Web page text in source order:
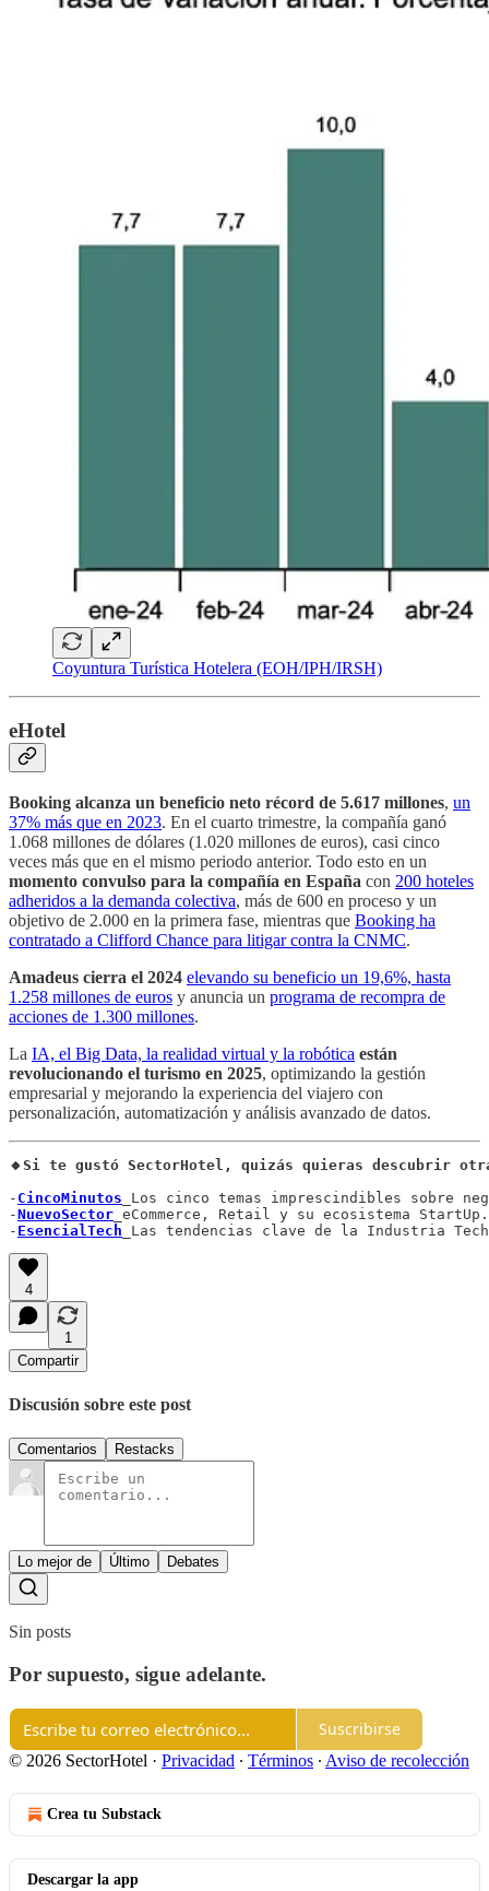
Coyuntura Turística Hotelera (EOH/IPH/IRSH)
eHotel
Booking alcanza un beneficio neto récord de 5.617 millones, un
37% más que en 2023. En el cuarto trimestre, la compañía ganó
1.068 millones de dólares (1.020 millones de euros), casi cinco
veces más que en el mismo periodo anterior. Todo esto en un
momento convulso para la compañía en España con 200 hoteles
adheridos a la demanda colectiva, más de 600 en proceso y un
objetivo de 2.000 en la primera fase, mientras que Booking ha
contratado a Clifford Chance para litigar contra la CNMC.
Amadeus cierra el 2024 elevando su beneficio un 19,6%, hasta
1.258 millones de euros y anuncia un programa de recompra de
acciones de 1.300 millones.
La IA, el Big Data, la realidad virtual y la robótica están
revolucionando el turismo en 2025, optimizando la gestión
empresarial y mejorando la experiencia del viajero con
personalización, automatización y análisis avanzado de datos.
🔸Si te gustó SectorHotel, quizás quieras descubrir
- CincoMinutos _Los cinco temas imprescindibles sobre
-NuevoSector _eCommerce, Retail y su ecosistema StartUp.
- EsencialTech _Las tendencias clave de la Industria
4
1
Compartir
Discusión sobre este post
Comentarios Restacks
Lo mejor de Último Debates
Sin posts
Por supuesto, sigue adelante.
Suscribirse
© 2026 SectorHotel · Privacidad ∙ Términos ∙ Aviso de recolección
Crea tu Substack
Descargar la app